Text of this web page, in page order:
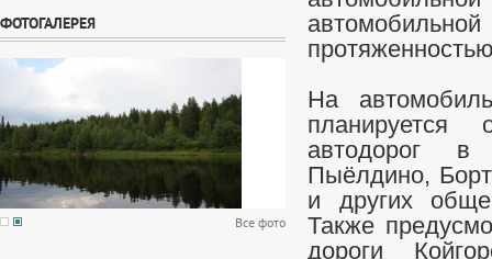
ФОТОГАЛЕРЕЯ
Все фото
На
планируется
автодорог в
Пыёлдино,
и других
Также
дороги